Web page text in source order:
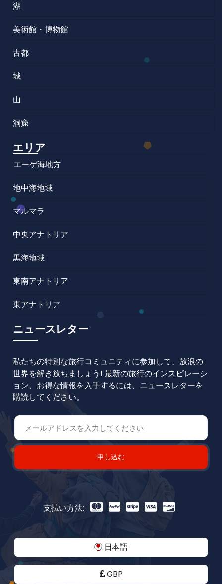
湖
美術館・博物館
古都
城
山
洞窟
エリア
エーゲ海地方
地中海地域
マルマラ
中央アナトリア
黒海地域
東南アナトリア
東アナトリア
ニュースレター
私たちの特別な旅行コミュニティに参加して、放浪の
世界を解き放ちましょう! 最新の旅行のインスピレーシ
ョン、お得な情報を入手するには、ニュースレターを
購読してください。
申し込む
支払い方法:
日本語
GBP